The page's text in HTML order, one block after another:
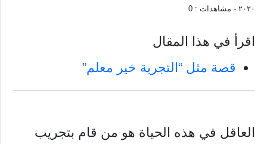
٢٠٢٠ - مشاهدات : 0
اقرأ في هذا المقال
قصة مثل “التجربة خير معلم”
العاقل في هذه الحياة هو من قام بتجريب